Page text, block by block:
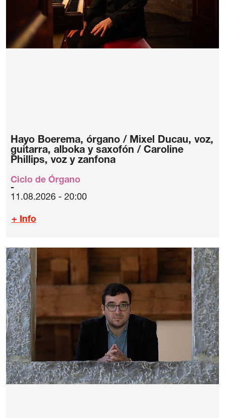
Hayo Boerema, órgano / Mixel Ducau, voz,
guitarra, alboka y saxofón / Caroline
Phillips, voz y zanfona
Ciclo de Órgano
11.08.2026 - 20:00
+ Info